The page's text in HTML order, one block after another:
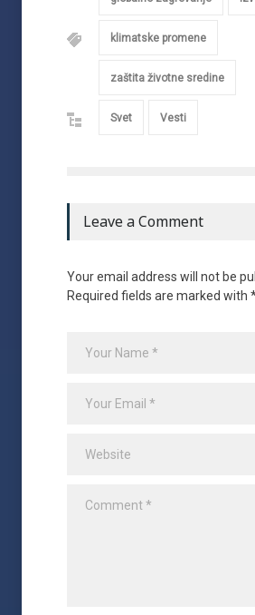
klimatske promene
zaštita životne sredine
Svet Vesti
Leave a Comment
Your email address will not be
Required fields are marked with